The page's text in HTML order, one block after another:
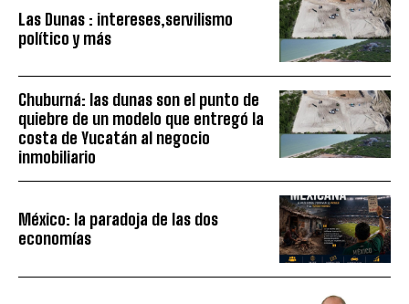
Las Dunas : intereses,servilismo
político y más
Chuburná: las dunas son el punto de
quiebre de un modelo que entregó la
costa de Yucatán al negocio
inmobiliario
México: la paradoja de las dos
economías